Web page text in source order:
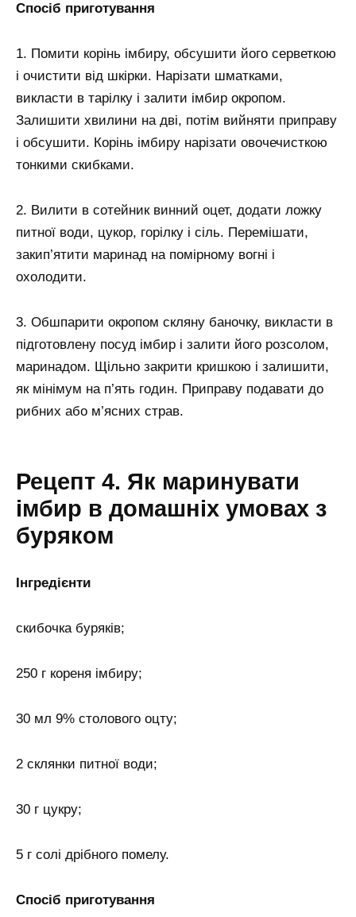
Спосіб приготування
1. Помити корінь імбиру, обсушити його серветкою
і очистити від шкірки. Нарізати шматками,
викласти в тарілку і залити імбир окропом.
Залишити хвилини на дві, потім вийняти приправу
і обсушити. Корінь імбиру нарізати овочечисткою
тонкими скибками.
2. Вилити в сотейник винний оцет, додати ложку
питної води, цукор, горілку і сіль. Перемішати,
закип’ятити маринад на помірному вогні і
охолодити.
3. Обшпарити окропом скляну баночку, викласти в
підготовлену посуд імбир і залити його розсолом,
маринадом. Щільно закрити кришкою і залишити,
як мінімум на п’ять годин. Приправу подавати до
рибних або м’ясних страв.
Рецепт 4. Як маринувати
імбир в домашніх умовах з
буряком
Інгредієнти
скибочка буряків;
250 г кореня імбиру;
30 мл 9% столового оцту;
2 склянки питної води;
30 г цукру;
5 г солі дрібного помелу.
Спосіб приготування